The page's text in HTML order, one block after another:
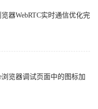
览器WebRTC实时通信优化完
浏览器调试页面中的图标加